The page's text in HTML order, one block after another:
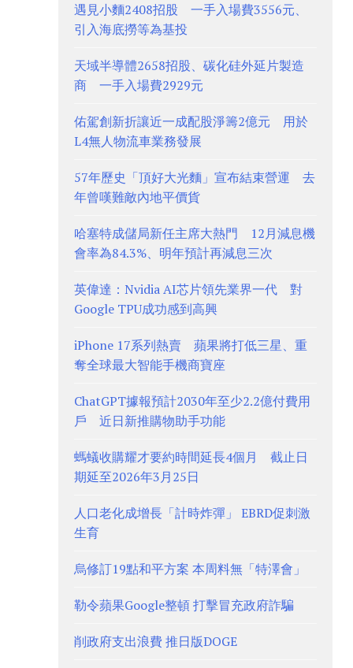
遇見小麵2408招股 一手入場費3556元、
引入海底撈等為基投
天域半導體2658招股、碳化硅外延片製造
商 一手入場費2929元
佑駕創新折讓近一成配股淨籌2億元 用於
L4無人物流車業務發展
57年歷史「頂好大光麵」宣布結束營運 去
年曾嘆難敵內地平價貨
哈塞特成儲局新任主席大熱門 12月減息機
會率為84.3%、明年預計再減息三次
英偉達：Nvidia AI芯片領先業界一代 對
Google TPU成功感到高興
iPhone 17系列熱賣 蘋果將打低三星、重
奪全球最大智能手機商寶座
ChatGPT據報預計2030年至少2.2億付費用
戶 近日新推購物助手功能
螞蟻收購耀才要約時間延長4個月 截止日
期延至2026年3月25日
人口老化成增長「計時炸彈」 EBRD促刺激
生育
烏修訂19點和平方案 本周料無「特澤會」
勒令蘋果Google整頓 打擊冒充政府詐騙
削政府支出浪費 推日版DOGE